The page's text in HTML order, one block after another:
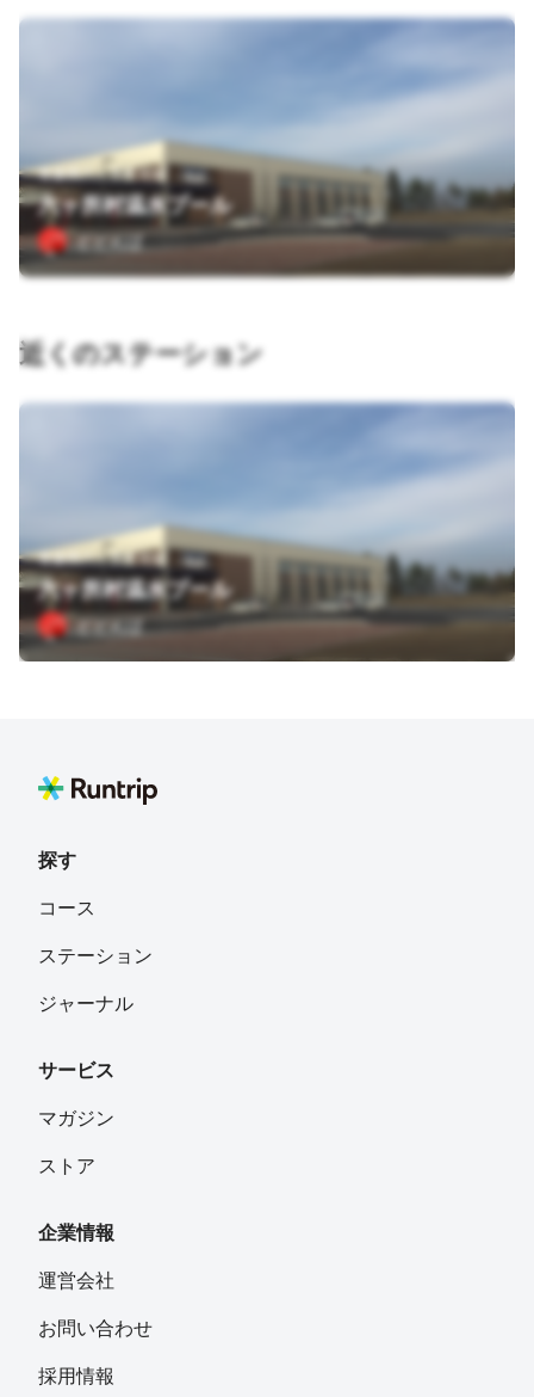
青森県六ヶ所村尾駮
六ヶ所村温水プール
どどんぱ
近くのステーション
青森県六ヶ所村尾駮
六ヶ所村温水プール
どどんぱ
探す
コース
ステーション
ジャーナル
サービス
マガジン
ストア
企業情報
運営会社
お問い合わせ
採用情報